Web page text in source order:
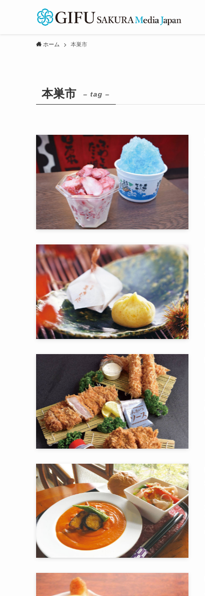
ホーム 本巣市
本巣市 – tag –